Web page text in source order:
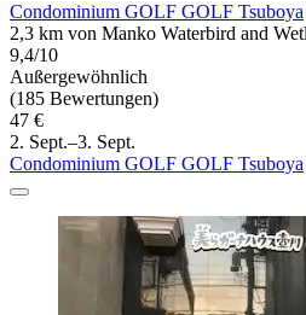
Condominium GOLF GOLF Tsuboya
2,3 km von Manko Waterbird and
9,4/10
Außergewöhnlich
(185 Bewertungen)
47 €
2. Sept.–3. Sept.
Condominium GOLF GOLF Tsuboya